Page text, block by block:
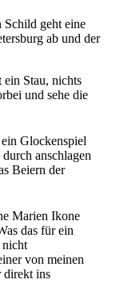
Schild geht eine
ab und der
Stau, nichts
und sehe die
Glockenspiel
anschlagen
Beiern der
Marien Ikone
das für ein
nicht
von meinen
direkt ins